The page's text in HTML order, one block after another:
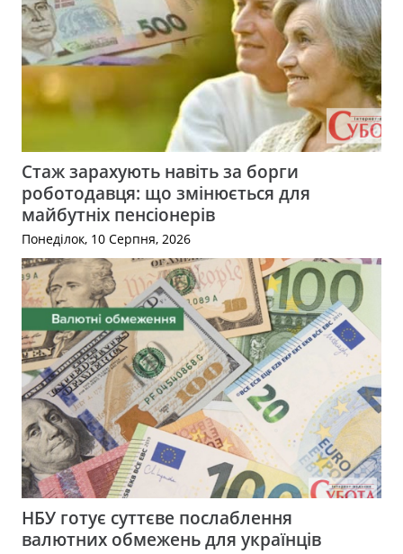
Стаж зарахують навіть за борги
роботодавця: що змінюється для
майбутніх пенсіонерів
Понеділок, 10 Серпня, 2026
НБУ готує суттєве послаблення
валютних обмежень для українців